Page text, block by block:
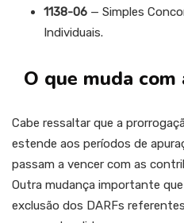
1138-06 — Simples
Individuais.
O que muda
Cabe ressaltar que a
estende aos períodos de
passam a vencer com as
Outra mudança importante
exclusão dos DARFs